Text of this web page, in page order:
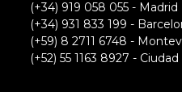
(+34) 919 058 055 - Madrid
(+34) 931 833 199 -
(+59) 8 2711 6748 -
(+52) 55 1163 8927 -